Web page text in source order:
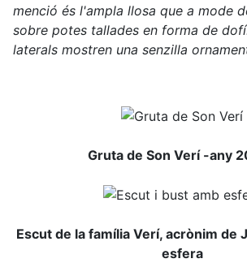
menció és l'ampla llosa que a mode
sobre potes tallades en forma de
laterals mostren una senzilla
Gruta de Son Verí -any
Escut de la família Verí, acrònim de
esfera